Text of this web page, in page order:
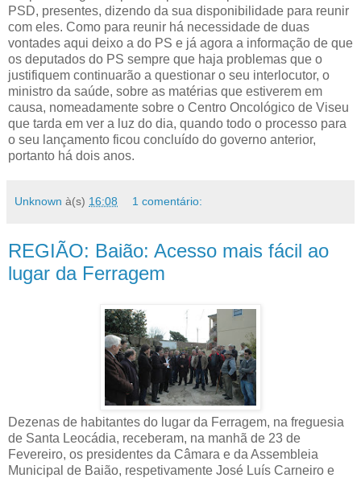
PSD, presentes, dizendo da sua disponibilidade para reunir
com eles. Como para reunir há necessidade de duas
vontades aqui deixo a do PS e já agora a informação de que
os deputados do PS sempre que haja problemas que o
justifiquem continuarão a questionar o seu interlocutor, o
ministro da saúde, sobre as matérias que estiverem em
causa, nomeadamente sobre o Centro Oncológico de Viseu
que tarda em ver a luz do dia, quando todo o processo para
o seu lançamento ficou concluído do governo anterior,
portanto há dois anos.
Unknown à(s) 16:08 1 comentário:
REGIÃO: Baião: Acesso mais fácil ao
lugar da Ferragem
Dezenas de habitantes do lugar da Ferragem, na freguesia
de Santa Leocádia, receberam, na manhã de 23 de
Fevereiro, os presidentes da Câmara e da Assembleia
Municipal de Baião, respetivamente José Luís Carneiro e